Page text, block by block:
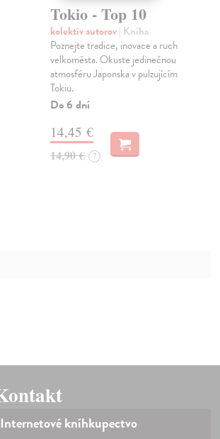
Tokio - Top 10
kolektív autorov| Kniha
Poznejte tradice, inovace a ruch
velkoměsta. Okuste jedinečnou
atmosféru Japonska v pulzujícím
Tokiu.
Do 6 dní
14,45 €
14,90 € ?
Internetové kníhkupectvo